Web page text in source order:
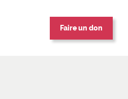
Faire un don